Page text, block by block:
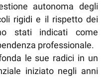
autonoma degli
rigidi e il rispetto dei
stati indicati come
professionale.
le sue radici in un
iniziato negli anni